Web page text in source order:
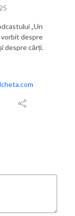
„Un
vorbit despre
despre cărți.